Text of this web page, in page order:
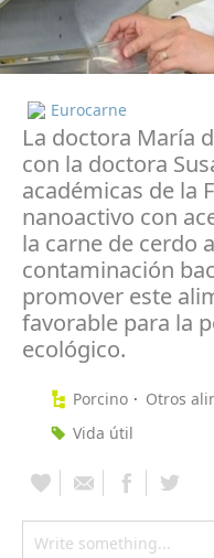
Eurocarne
La doctora María
con la doctora
académicas de la
nanoactivo con
la carne de cerdo
contaminación
promover este
favorable para la
ecológico.
Porcino
Otros
Vida útil